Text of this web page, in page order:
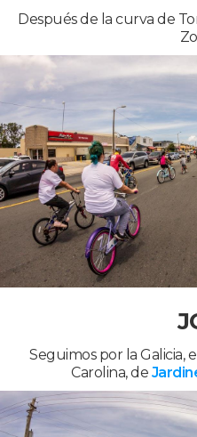
Después de la curva de
Seguimos por la Galicia,
Carolina, de